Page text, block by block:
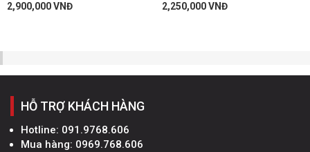
2,900,000 VNĐ 2,250,000 VNĐ
HỖ TRỢ KHÁCH HÀNG
Hotline: 091.9768.606
Mua hàng: 0969.768.606